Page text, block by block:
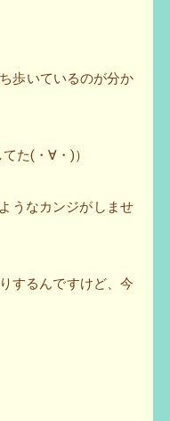
歩いているのが分か
た(・∀・)）
うなカンジがしませ
するんですけど、今